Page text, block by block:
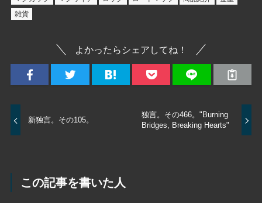
雑貨
よかったらシェアしてね！
新独言。その105。
独言。その466。"Burning
Bridges, Breaking Hearts"
この記事を書いた人